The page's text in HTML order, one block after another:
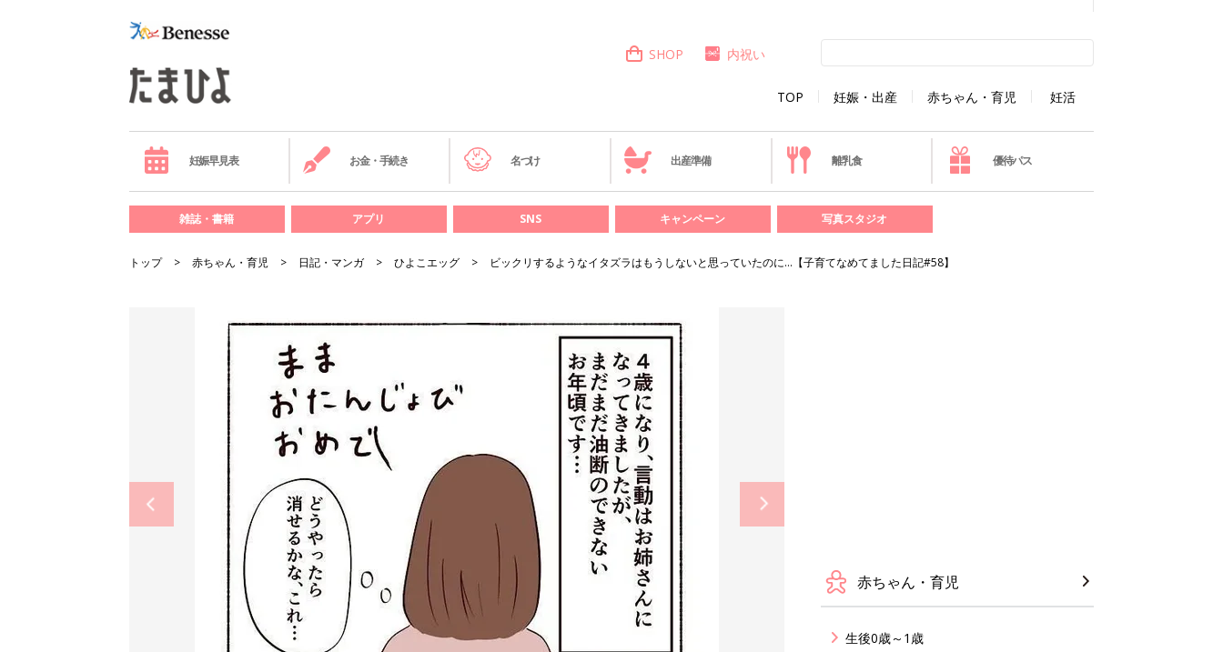
TOP 妊娠・出産 赤ちゃん・育児 妊活
SHOP 内祝い
妊娠早見表 お金・手続き 名づけ 出産準備 離乳食 優待パス
雑誌・書籍 アプリ SNS キャンペーン 写真スタジオ
トップ 赤ちゃん・育児 日記・マンガ ひよこエッグ ビックリするようなイタズラはもうしないと思っていたのに…【子育てなめてました日記#58】
赤ちゃん・育児
生後0歳～1歳